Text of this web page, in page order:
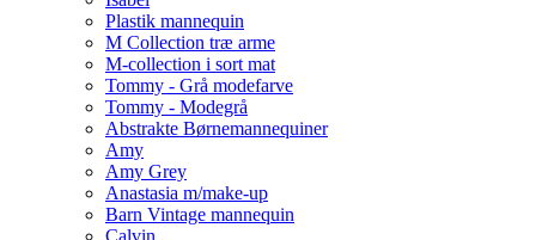
Plastik mannequin
M Collection træ arme
M-collection i sort mat
Tommy - Grå modefarve
Tommy - Modegrå
Abstrakte Børnemannequiner
Amy
Amy Grey
Anastasia m/make-up
Barn Vintage mannequin
Calvin